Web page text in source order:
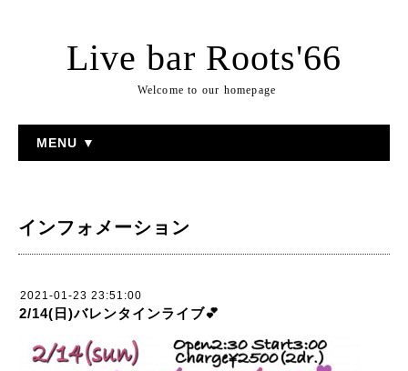
Live bar Roots'66
Welcome to our homepage
MENU ▼
インフォメーション
2021-01-23 23:51:00
2/14(日)バレンタインライブ💕